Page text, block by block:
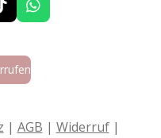
W
h
| AGB | Widerruf|